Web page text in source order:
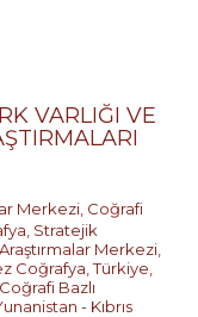
VARLIĞI VE
Merkezi Coğrafi
Stratejik
Merkezi
Coğrafya ,Türkiye
Coğrafi Bazlı
- Kıbrıs